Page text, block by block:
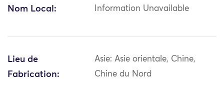
Nom Local: Information Unavailable
Lieu de
Fabrication:
Asie: Asie orientale, Chine,
Chine du Nord